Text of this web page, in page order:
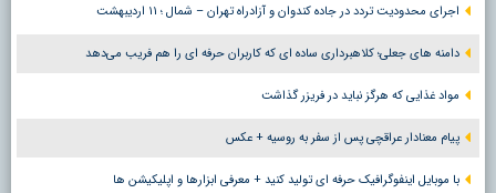
اجرای محدودیت تردد در جاده کندوان و آزادراه تهران – شمال ؛ ١١ اردیبهشت
دامنه های جعلی؛ کلاهبرداری ساده ای که کاربران حرفه ای را هم فریب می‌دهد
مواد غذایی که هرگز نباید در فریزر گذاشت
پیام معنادار عراقچی پس از سفر به روسیه + عکس
با موبایل اینفوگرافیک حرفه ای تولید کنید + معرفی ابزارها و اپلیکیشن ها